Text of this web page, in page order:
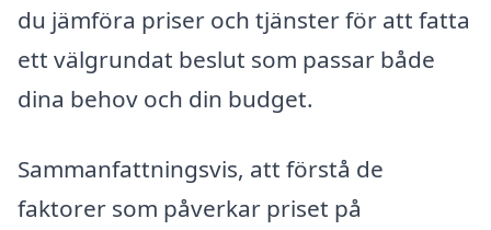
du jämföra priser och tjänster för att fatta
ett välgrundat beslut som passar både
dina behov och din budget.
Sammanfattningsvis, att förstå de
faktorer som påverkar priset på